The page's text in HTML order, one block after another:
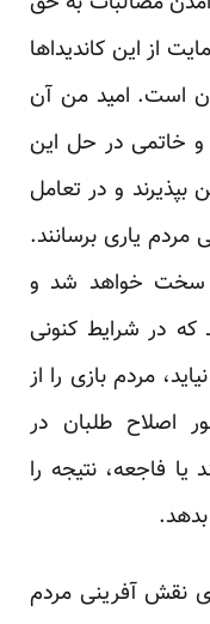
از این کاندیداها
است. امید من آن
خاتمی در حل این
و در تعامل
مردم یاری برسانند.
سخت خواهد شد و
که در شرایط کنونی
مردم بازی را از
اصلاح طلبان در
فاجعه، نتیجه را
بدهد.
نقش آفرینی مردم